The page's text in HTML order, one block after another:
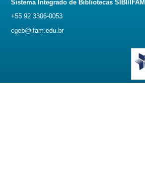
Sistema Integrado de Bibliotecas SIBI/IFAM
+55 92 3306-0053
cgeb@ifam.edu.br